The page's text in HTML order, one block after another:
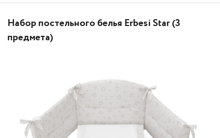
Набор постельного белья Erbesi Star (3
предмета)